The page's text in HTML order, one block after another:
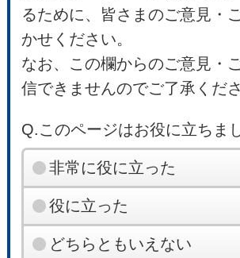
るために、皆さまのご意見・
かせください。
なお、この欄からのご意見・
信できませんのでご了承くださ
Q.このページはお役に立ちま
非常に役に立った
役に立った
どちらともいえない